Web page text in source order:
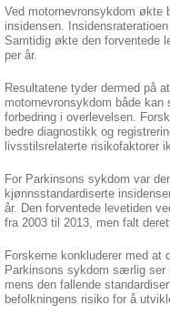
Ved motornevronsykdom økte
insidensen.
Samtidig økte den forventede
per år.
Resultatene tyder dermed på
motornevronsykdom både
forbedring i overlevelsen.
bedre diagnostikk og
livsstilsrelaterte risikofaktorer
For Parkinsons sykdom var
kjønnsstandardiserte
år. Den forventede levetiden
fra 2003 til 2013, men falt
Forskerne konkluderer med at
Parkinsons sykdom særlig
mens den fallende
befolkningens risiko for å